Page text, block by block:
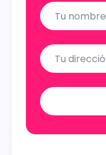
Name
Email